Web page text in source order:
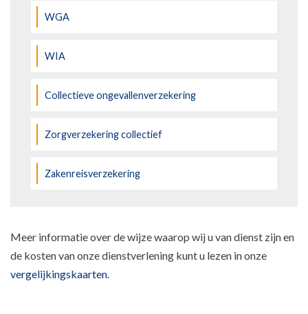
WGA
WIA
Collectieve ongevallenverzekering
Zorgverzekering collectief
Zakenreisverzekering
Meer informatie over de wijze waarop wij u van dienst zijn en
de kosten van onze dienstverlening kunt u lezen in onze
vergelijkingskaarten.